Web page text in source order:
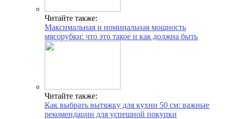
Читайте также:
Максимальная и номинальная мощность
мясорубки: что это такое и как должна быть
Читайте также:
Как выбрать вытяжку для кухни 50 см: важные
рекомендации для успешной покупки